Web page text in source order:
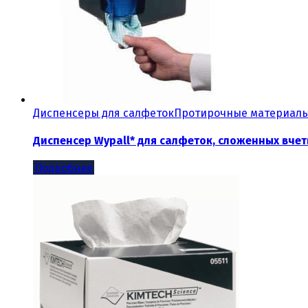
Диспенсеры для салфетокПротирочные
Диспенсер Wypall* для салфеток, сложенных
Подробнее